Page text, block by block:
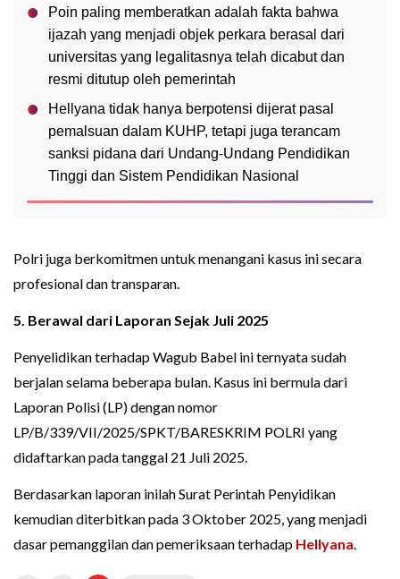
Poin paling memberatkan adalah fakta bahwa
ijazah yang menjadi objek perkara berasal dari
universitas yang legalitasnya telah dicabut dan
resmi ditutup oleh pemerintah
Hellyana tidak hanya berpotensi dijerat pasal
pemalsuan dalam KUHP, tetapi juga terancam
sanksi pidana dari Undang-Undang Pendidikan
Tinggi dan Sistem Pendidikan Nasional
Polri juga berkomitmen untuk menangani kasus ini secara
profesional dan transparan.
5. Berawal dari Laporan Sejak Juli 2025
Penyelidikan terhadap Wagub Babel ini ternyata sudah
berjalan selama beberapa bulan. Kasus ini bermula dari
Laporan Polisi (LP) dengan nomor
LP/B/339/VII/2025/SPKT/BARESKRIM POLRI yang
didaftarkan pada tanggal 21 Juli 2025.
Berdasarkan laporan inilah Surat Perintah Penyidikan
kemudian diterbitkan pada 3 Oktober 2025, yang menjadi
dasar pemanggilan dan pemeriksaan terhadap Hellyana.